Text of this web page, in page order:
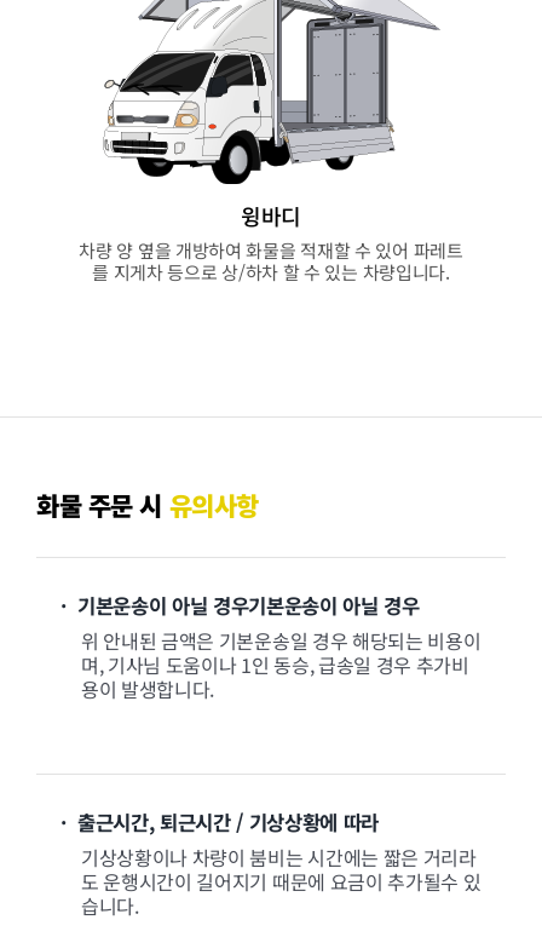
윙바디
차량 양 옆을 개방하여 화물을 적재할 수 있어 파레트
를 지게차 등으로 상/하차 할 수 있는 차량입니다.
화물 주문 시 유의사항
· 기본운송이 아닐 경우기본운송이 아닐 경우
위 안내된 금액은 기본운송일 경우 해당되는 비용이
며, 기사님 도움이나 1인 동승, 급송일 경우 추가비
용이 발생합니다.
· 출근시간, 퇴근시간 / 기상상황에 따라
기상상황이나 차량이 붐비는 시간에는 짧은 거리라
도 운행시간이 길어지기 때문에 요금이 추가될수 있
습니다.